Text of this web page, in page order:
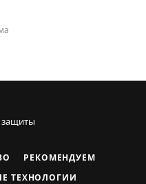
РЕКОМЕНДУЕМ
ТЕХНОЛОГИИ